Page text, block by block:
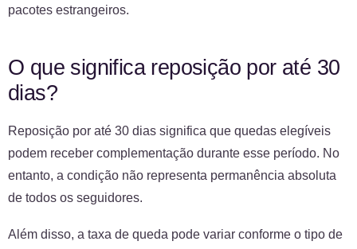
pacotes estrangeiros.
O que significa reposição por até 30
dias?
Reposição por até 30 dias significa que quedas elegíveis
podem receber complementação durante esse período. No
entanto, a condição não representa permanência absoluta
de todos os seguidores.
Além disso, a taxa de queda pode variar conforme o tipo de